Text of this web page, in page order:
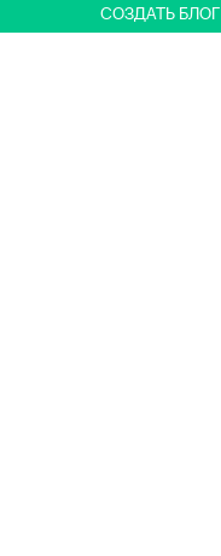
СОЗДАТЬ БЛОГ